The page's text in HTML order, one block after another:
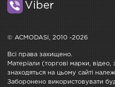
Viber
© ACMODASI, 2010 -2026
Всі права захищено.
Матеріали (торгові марки,
знаходяться на цьому сайті
Заборонено використовувати